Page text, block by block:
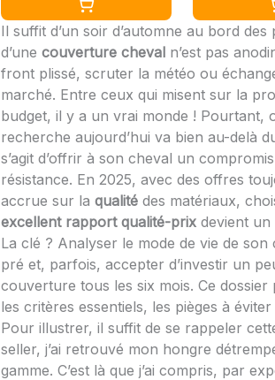
légère, chaude,
imperméable et
respirante, couverture
d'hiver pour chevaux
150
Il suffit d’un soir d’automne au bord
d’une couverture chevaln’est pas
front plissé, scruter la météo ou
marché. Entre ceux qui misent sur la
budget, il y a un vrai monde ! Pourtant,
recherche aujourd’hui va bien au-delà
s’agit d’offrir à son cheval un
résistance. En 2025, avec des offres
accrue sur la qualitédes matériaux,
excellent rapport qualité-prixdevient un
La clé ? Analyser le mode de vie de
pré et, parfois, accepter d’investir un
couverture tous les six mois. Ce
les critères essentiels, les pièges à
Pour illustrer, il suffit de se rappeler
seller, j’ai retrouvé mon hongre
gamme. C’est là que j’ai compris, par